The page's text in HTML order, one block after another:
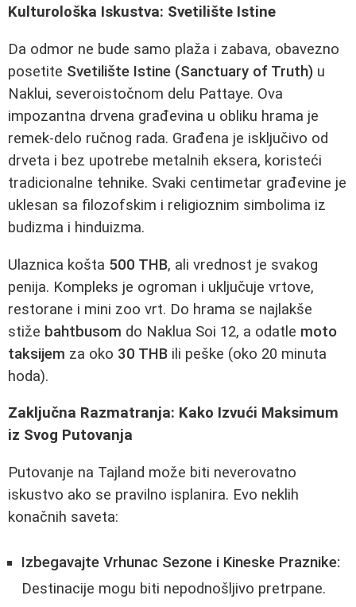
Kulturološka Iskustva: Svetilište Istine
Da odmor ne bude samo plaža i zabava, obavezno
posetite Svetilište Istine (Sanctuary of Truth) u
Naklui, severoistočnom delu Pattaye. Ova
impozantna drvena građevina u obliku hrama je
remek-delo ručnog rada. Građena je isključivo od
drveta i bez upotrebe metalnih eksera, koristeći
tradicionalne tehnike. Svaki centimetar građevine je
uklesan sa filozofskim i religioznim simbolima iz
budizma i hinduizma.
Ulaznica košta 500 THB, ali vrednost je svakog
penija. Kompleks je ogroman i uključuje vrtove,
restorane i mini zoo vrt. Do hrama se najlakše
stiže bahtbusom do Naklua Soi 12, a odatle moto
taksijem za oko 30 THB ili peške (oko 20 minuta
hoda).
Zaključna Razmatranja: Kako Izvući Maksimum
iz Svog Putovanja
Putovanje na Tajland može biti neverovatno
iskustvo ako se pravilno isplanira. Evo neklih
konačnih saveta:
Izbegavajte Vrhunac Sezone i Kineske Praznike:
Destinacije mogu biti nepodnošljivo pretrpane.